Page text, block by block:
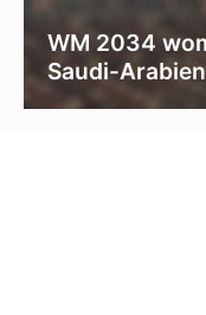
WM 2034
Saudi-Arabien